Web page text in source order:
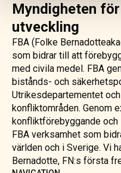
Myndigheten
utveckling
FBA (Folke
som bidrar till att
med civila medel. FBA
bistånds- och
Utrikesdepartementet
konfliktområden. Genom
konfliktförebyggande
FBA verksamhet som
världen och i Sverige. Vi
Bernadotte, FN:s första